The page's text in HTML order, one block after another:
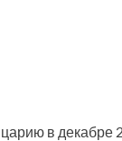
в декабре